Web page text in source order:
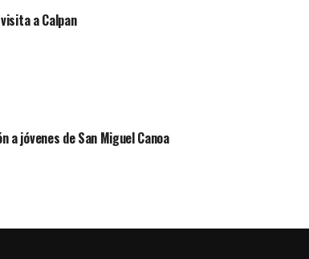
a Calpan
a jóvenes de San Miguel Canoa